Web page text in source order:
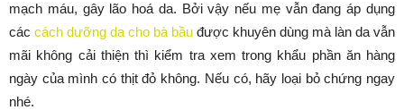
mạch máu, gây lão hoá da. Bởi vậy nếu mẹ vẫn đang áp dụng
các cách dưỡng da cho bà bầu được khuyên dùng mà làn da vẫn
mãi không cải thiện thì kiểm tra xem trong khẩu phần ăn hàng
ngày của mình có thịt đỏ không. Nếu có, hãy loại bỏ chứng ngay
nhé.